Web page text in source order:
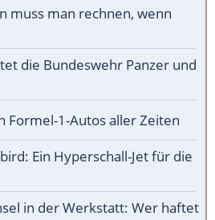
muss man rechnen, wenn
die Bundeswehr Panzer und
Formel-1-Autos aller Zeiten
Ein Hyperschall-Jet für die
in der Werkstatt: Wer haftet